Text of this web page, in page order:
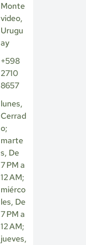
Monte
video,
Urugu
ay
+598
2710
8657
lunes,
Cerrad
o;
marte
s, De
7 PM a
12 AM;
miérco
les, De
7 PM a
12 AM;
jueves,